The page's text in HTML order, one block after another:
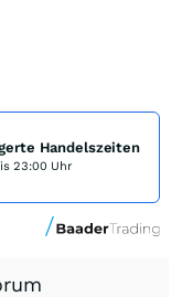
Handelszeiten
23:00 Uhr